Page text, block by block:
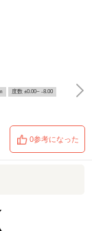
度数 ±0.00~ -8.00
0参考になった